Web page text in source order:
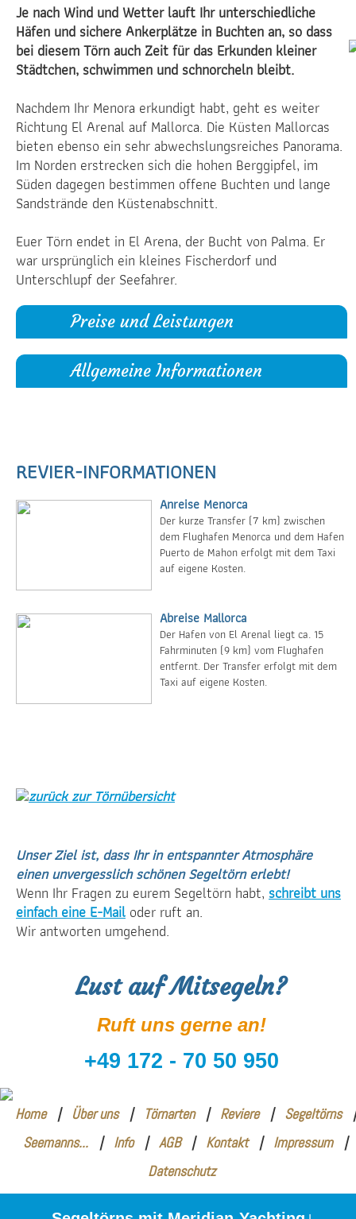
Je nach Wind und Wetter lauft Ihr unterschiedliche
Häfen und sichere Ankerplätze in Buchten an, so dass
bei diesem Törn auch Zeit für das Erkunden kleiner
Städtchen, schwimmen und schnorcheln bleibt.
Nachdem Ihr Menora erkundigt habt, geht es weiter
Richtung El Arenal auf Mallorca. Die Küsten Mallorcas
bieten ebenso ein sehr abwechslungsreiches Panorama.
Im Norden erstrecken sich die hohen Berggipfel, im
Süden dagegen bestimmen offene Buchten und lange
Sandstrände den Küstenabschnitt.
Euer Törn endet in El Arena, der Bucht von Palma. Er
war ursprünglich ein kleines Fischerdorf und
Unterschlupf der Seefahrer.
Preise und Leistungen
Allgemeine Informationen
REVIER-INFORMATIONEN
Anreise Menorca
Der kurze Transfer (7 km) zwischen
dem Flughafen Menorca und dem Hafen
Puerto de Mahon erfolgt mit dem Taxi
auf eigene Kosten.
Abreise Mallorca
Der Hafen von El Arenal liegt ca. 15
Fahrminuten (9 km) vom Flughafen
entfernt. Der Transfer erfolgt mit dem
Taxi auf eigene Kosten.
zurück zur Törnübersicht
Unser Ziel ist, dass Ihr in entspannter Atmosphäre
einen unvergesslich schönen Segeltörn erlebt!
Wenn Ihr Fragen zu eurem Segeltörn habt, schreibt uns
einfach eine E-Mail oder ruft an.
Wir antworten umgehend.
Lust auf Mitsegeln?
Ruft uns gerne an!
+49 172 - 70 50 950
Home | Über uns | Törnarten | Reviere | Segeltörns
|
Seemanns...
| Info | AGB | Kontakt | Impressum
|
Datenschutz